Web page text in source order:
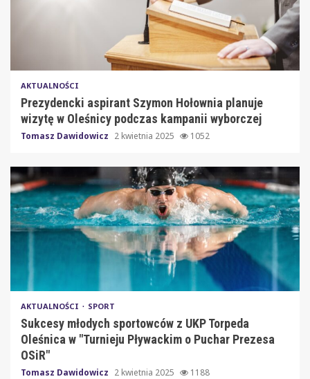
AKTUALNOŚCI
Prezydencki aspirant Szymon Hołownia planuje
wizytę w Oleśnicy podczas kampanii wyborczej
Tomasz Dawidowicz 2 kwietnia 2025 1052
AKTUALNOŚCI SPORT
Sukcesy młodych sportowców z UKP Torpeda
Oleśnica w "Turnieju Pływackim o Puchar Prezesa
OSiR"
Tomasz Dawidowicz 2 kwietnia 2025 1188